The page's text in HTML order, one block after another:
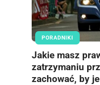
PORADNIKI
Jakie masz
zatrzymaniu
zachować, by